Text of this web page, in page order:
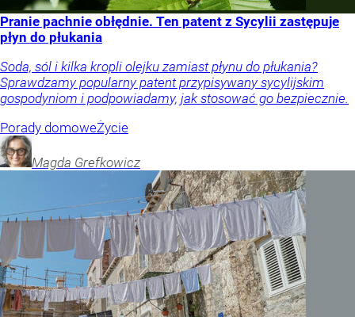
Pranie pachnie obłędnie. Ten patent z Sycylii zastępuje
płyn do płukania
Soda, sól i kilka kropli olejku zamiast płynu do płukania?
Sprawdzamy popularny patent przypisywany sycylijskim
gospodyniom i podpowiadamy, jak stosować go bezpiecznie.
Porady domoweŻycie
Magda Grefkowicz